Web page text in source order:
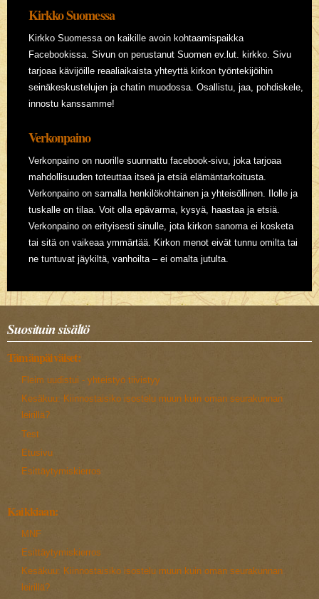
Kirkko Suomessa
Kirkko Suomessa on kaikille avoin kohtaamispaikka
Facebookissa. Sivun on perustanut Suomen ev.lut. kirkko. Sivu
tarjoaa kävijöille reaaliaikaista yhteyttä kirkon työntekijöihin
seinäkeskustelujen ja chatin muodossa. Osallistu, jaa, pohdiskele,
innostu kanssamme!
Verkonpaino
Verkonpaino on nuorille suunnattu facebook-sivu, joka tarjoaa
mahdollisuuden toteuttaa itseä ja etsiä elämäntarkoitusta.
Verkonpaino on samalla henkilökohtainen ja yhteisöllinen. Ilolle ja
tuskalle on tilaa. Voit olla epävarma, kysyä, haastaa ja etsiä.
Verkonpaino on erityisesti sinulle, jota kirkon sanoma ei kosketa
tai sitä on vaikeaa ymmärtää. Kirkon menot eivät tunnu omilta tai
ne tuntuvat jäykiltä, vanhoilta – ei omalta jutulta.
Suosituin sisältö
Tämänpäiväiset:
Fleim uudistui - yhteistyö tiivistyy
Kesäkuu: Kiinnostaisiko isostelu muun kuin oman seurakunnan
leirillä?
Test
Etusivu
Esittäytymiskierros
Kaikkiaan:
MNF
Esittäytymiskierros
Kesäkuu: Kiinnostaisiko isostelu muun kuin oman seurakunnan
leirillä?